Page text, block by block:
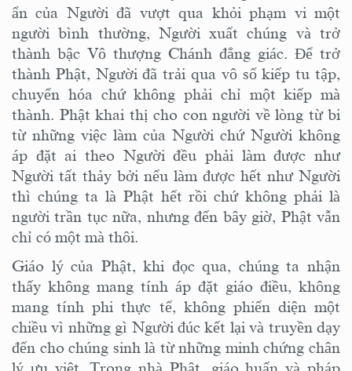
ẩn của Người đã vượt qua khỏi phạm vi một
người bình thường, Người xuất chúng và trở
thành bậc Vô thượng Chánh đẳng giác. Để trở
thành Phật, Người đã trải qua vô số kiếp tu tập,
chuyển hóa chứ không phải chỉ một kiếp mà
thành. Phật khai thị cho con người về lòng từ bi
từ những việc làm của Người chứ Người không
áp đặt ai theo Ngườiđều phải làm được như
Người tất thảy bởi nếu làm được hết như Người
thì chúng ta là Phật hết rồi chứ không phải là
người trần tục nữa, nhưng đến bây giờ, Phật vẫn
chỉ có một mà thôi.
Giáo lý của Phật, khi đọc qua, chúng ta nhận
thấy không mang tính áp đặt giáo điều, không
mang tính phi thực tế, không phiến diện một
chiều vì những gì Người đúc kết lại và truyền dạy
đến cho chúng sinh là từ những minh chứng chân